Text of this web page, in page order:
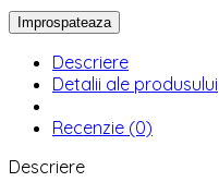
Descriere
Detalii ale produsului
Recenzie (0)
Descriere